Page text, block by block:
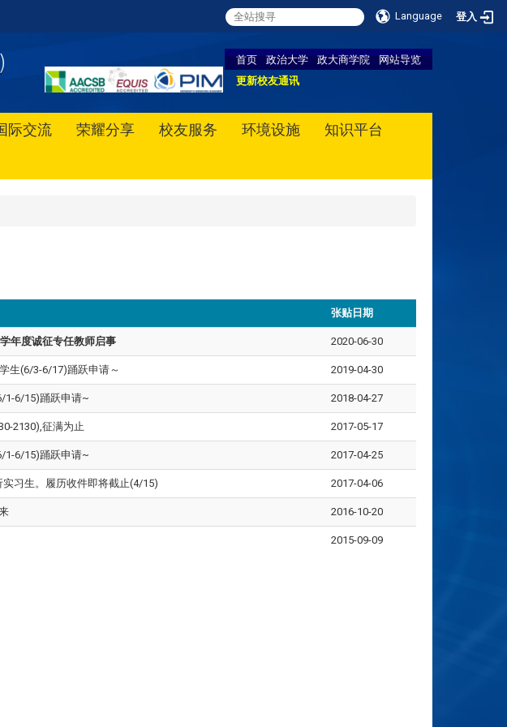
Language 登入
首页 政治大学 政大商学院
网站导览
更新校友通讯
际交流 荣耀分享 校友服务 环境设施
知识平台
张贴日期
年度诚征专任教师启事 2020-06-30
生(6/3-6/17)踊跃申请～ 2019-04-30
1-6/15)踊跃申请~ 2018-04-27
2130),征满为止 2017-05-17
1-6/15)踊跃申请~ 2017-04-25
习生。履历收件即将截止(4/15) 2017-04-06
2016-10-20
2015-09-09